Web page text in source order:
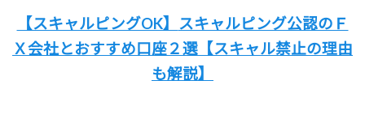
【スキャルピングOK】 スキャルピング公認のＦ
Ｘ会社とおすすめ口座２選 【スキャル禁止の理由
も解説】